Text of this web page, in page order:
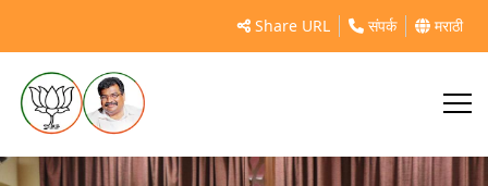
Share URL संपर्क मराठी
सिंधुदुर्ग जिल्ह्याचे पालकमंत्री